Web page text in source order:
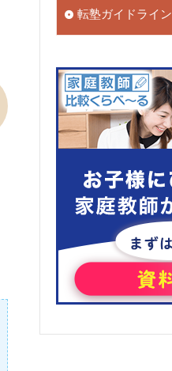
転塾ガイドライン